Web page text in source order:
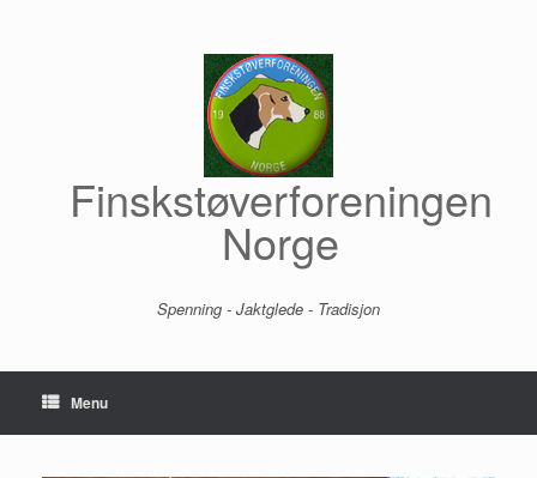
Finskstøverforeningen
Norge
Spenning - Jaktglede - Tradisjon
Menu